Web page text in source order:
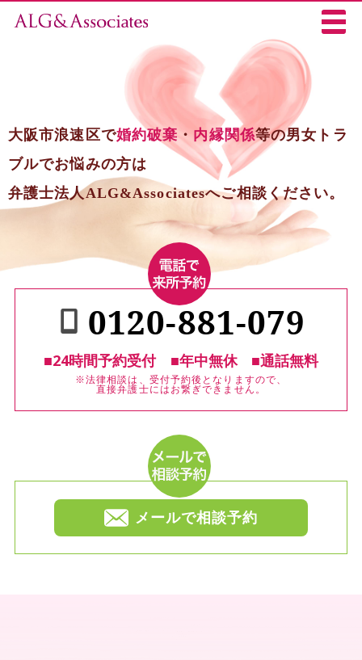
大阪市浪速区で婚約破棄・ 内縁関係等の男女トラ
ブルでお悩みの方は
弁護士法人ALG&Associatesへご相談ください。
0120-881-079
■24時間予約受付 ■年中無休 ■通話無料
※法律相談は、受付予約後となりますので、
直接弁護士にはお繋ぎできません。
メールで相談予約